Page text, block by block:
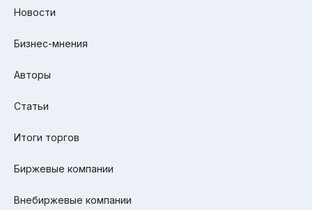
Новости
Бизнес-мнения
Авторы
Статьи
Итоги торгов
Биржевые компании
Внебиржевые компании